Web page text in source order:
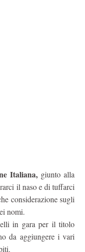
Italiana, giunto alla
il naso e di tuffarci
considerazione sugli
nomi.
in gara per il titolo
da aggiungere i vari